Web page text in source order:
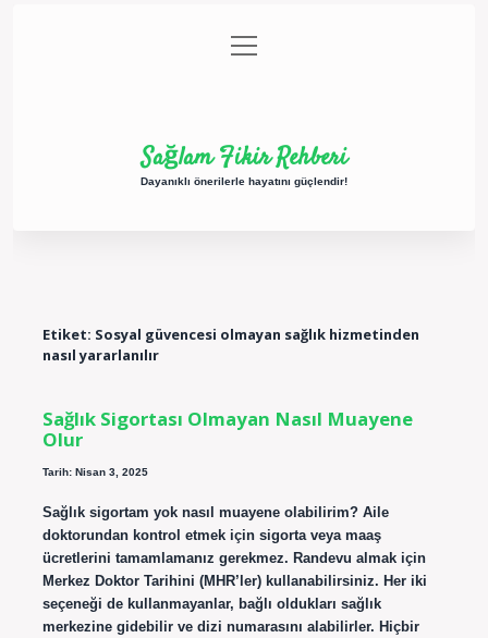
Gizlilik Politikası
menüyü
aç
Sağlam Fikir Rehberi
Dayanıklı önerilerle hayatını güçlendir!
Etiket: Sosyal güvencesi olmayan sağlık hizmetinden
nasıl yararlanılır
Sağlık Sigortası Olmayan Nasıl Muayene
Olur
Tarih: Nisan 3, 2025
Sağlık sigortam yok nasıl muayene olabilirim? Aile
doktorundan kontrol etmek için sigorta veya maaş
ücretlerini tamamlamanız gerekmez. Randevu almak için
Merkez Doktor Tarihini (MHR’ler) kullanabilirsiniz. Her iki
seçeneği de kullanmayanlar, bağlı oldukları sağlık
merkezine gidebilir ve dizi numarasını alabilirler. Hiçbir